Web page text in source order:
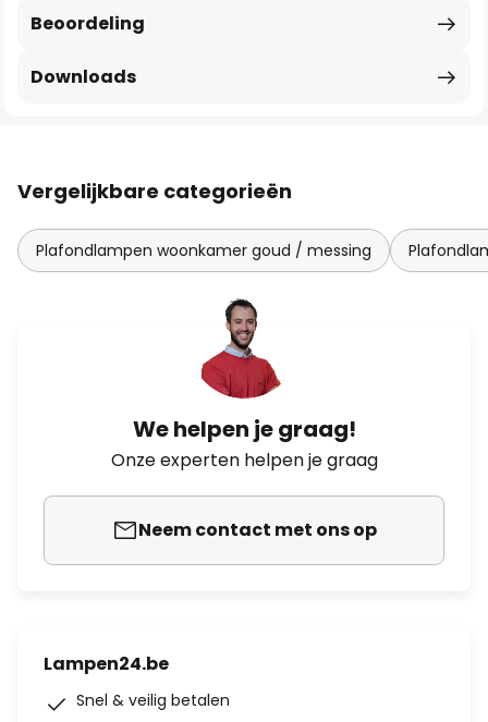
Beoordeling
Downloads
Vergelijkbare categorieën
Plafondlampen woonkamer goud / messing
We helpen je graag!
Onze experten helpen je graag
Neem contact met ons op
Lampen24.be
Snel & veilig betalen